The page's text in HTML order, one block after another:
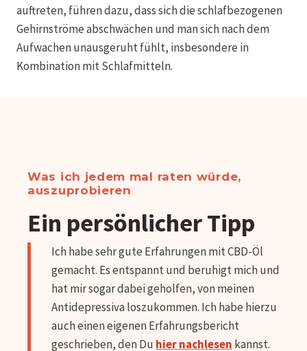
auftreten, führen dazu, dass sich die schlafbezogenen
Gehirnströme abschwächen und man sich nach dem
Aufwachen unausgeruht fühlt, insbesondere in
Kombination mit Schlafmitteln.
Was ich jedem mal raten würde,
auszuprobieren
Ein persönlicher Tipp
Ich habe sehr gute Erfahrungen mit CBD-Öl
gemacht. Es entspannt und beruhigt mich und
hat mir sogar dabei geholfen, von meinen
Antidepressiva loszukommen. Ich habe hierzu
auch einen eigenen Erfahrungsbericht
geschrieben, den Du hier nachlesen kannst.